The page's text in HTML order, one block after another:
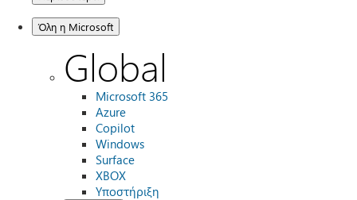
Όλη η Microsoft
Global
Microsoft 365
Azure
Copilot
Windows
Surface
XBOX
Υποστήριξη